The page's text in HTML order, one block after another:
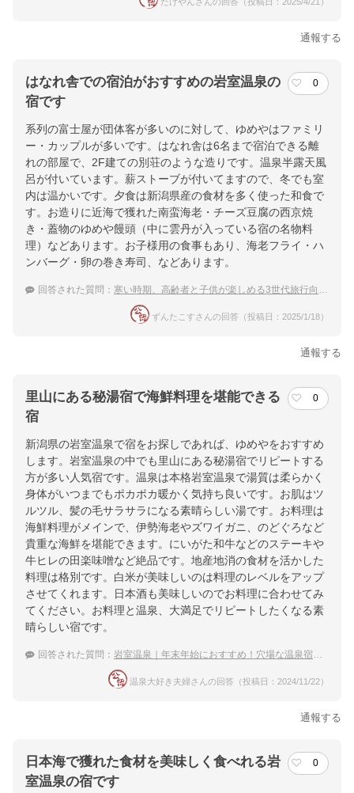
通報する
はなれ舎での宿泊がおすすめの岩室温泉の
宿です
0
系列の富士屋が団体客が多いのに対して、ゆめやはファミリ
ー・カップルが多いです。はなれ舎は6名まで宿泊できる離
れの部屋で、2F建ての別荘のような造りです。温泉半露天風
呂が付いています。薪ストーブが付いてますので、冬でも室
内は温かいです。夕食は新潟県産の食材を多く使った和食で
す。お造りに近海で獲れた南蛮海老・チーズ豆腐の西京焼
き・蓋物のゆめや饅頭（中に雲丹が入っている宿の名物料
理）などあります。お子様用の食事もあり、海老フライ・ハ
ンバーグ・卵の巻き寿司、などあります。
回答された質問： 寒い時期、高齢者と子供が楽しめる3世代旅行向きのおすすめ温泉宿は？
ずんたこすさんの回答（投稿日：2025/1/18）
通報する
里山にある秘湯宿で海鮮料理を堪能できる
宿
0
新潟県の岩室温泉で宿をお探しであれば、ゆめやをおすすめ
します。岩室温泉の中でも里山にある秘湯宿でリピートする
方が多い人気宿です。温泉は本格岩室温泉で湯質は柔らかく
身体がいつまでもポカポカ暖かく気持ち良いです。お肌はツ
ルツル、髪の毛サラサラになる素晴らしい湯です。お料理は
海鮮料理がメインで、伊勢海老やズワイガニ、のどぐろなど
貴重な海鮮を堪能できます。にいがた和牛などのステーキや
牛ヒレの田楽味噌など絶品です。地産地消の食材を活かした
料理は格別です。白米が美味しいのは料理のレベルをアップ
させてくれます。日本酒も美味しいのでお料理に合わせてみ
てください。お料理と温泉、大満足でリピートしたくなる素
晴らしい宿です。
回答された質問： 岩室温泉｜年末年始におすすめ！穴場な温泉宿・ホテルは？
温泉大好き夫婦さんの回答（投稿日：2024/11/22）
通報する
日本海で獲れた食材を美味しく食べれる岩
室温泉の宿です
0